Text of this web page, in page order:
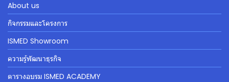
About us
กิจกรรมและโครงการ
ISMED Showroom
ความรู้พัฒนาธุรกิจ
ตารางอบรม ISMED ACADEMY